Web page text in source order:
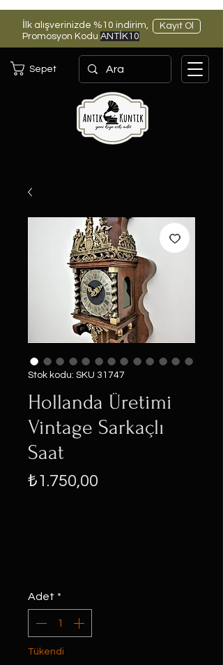
İlk alışverinizde %10 indirim,
Promosyon Kodu ANTİK10
Kayıt Ol
Sepet
Stok kodu: SKU 31747
Hollanda Üretimi
Vintage Sarkaçlı
Saat
₺1.750,00
Adet *
Tükendi